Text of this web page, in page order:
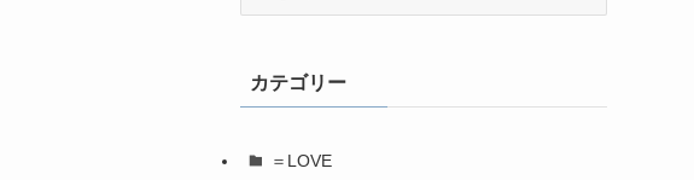
ブカテゴリー
＝LOVE